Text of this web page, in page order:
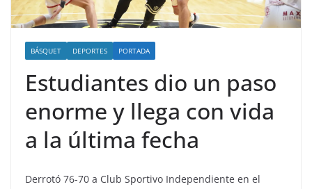
BÁSQUET DEPORTES PORTADA
Estudiantes dio un paso
enorme y llega con vida
a la última fecha
Derrotó 76-70 a Club Sportivo Independiente en el